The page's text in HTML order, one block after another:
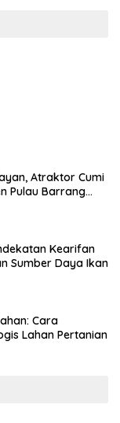
Atraktor Cumi
Pulau Barrang
Kearifan
Sumber Daya Ikan
Cara
Lahan Pertanian